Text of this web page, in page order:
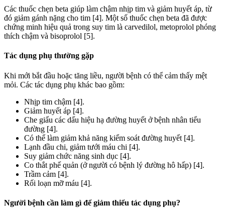
Các thuốc chẹn beta giúp làm chậm nhịp tim và giảm huyết áp, từ
đó giảm gánh nặng cho tim [4]. Một số thuốc chẹn beta đã được
chứng minh hiệu quả trong suy tim là carvedilol, metoprolol phóng
thích chậm và bisoprolol [5].
Tác dụng phụ thường gặp
Khi mới bắt đầu hoặc tăng liều, người bệnh có thể cảm thấy mệt
mỏi. Các tác dụng phụ khác bao gồm:
Nhịp tim chậm [4].
Giảm huyết áp [4].
Che giấu các dấu hiệu hạ đường huyết ở bệnh nhân tiểu
đường [4].
Có thể làm giảm khả năng kiểm soát đường huyết [4].
Lạnh đầu chi, giảm tưới máu chi [4].
Suy giảm chức năng sinh dục [4].
Co thắt phế quản (ở người có bệnh lý đường hô hấp) [4].
Trầm cảm [4].
Rối loạn mỡ máu [4].
Người bệnh cần làm gì để giảm thiểu tác dụng phụ?